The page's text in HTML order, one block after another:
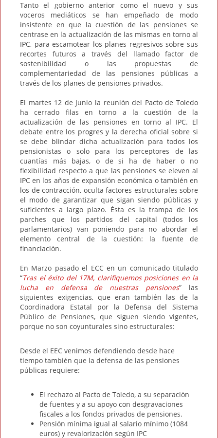
Tanto el gobierno anterior como el nuevo y sus
voceros mediáticos se han empeñado de modo
insistente en que la cuestión de las pensiones se
centrase en la actualización de las mismas en torno al
IPC, para escamotear los planes regresivos sobre sus
recortes futuros a través del llamado factor de
sostenibilidad o las propuestas de
complementariedad de las pensiones públicas a
través de los planes de pensiones privados.
El martes 12 de Junio la reunión del Pacto de Toledo
ha cerrado filas en torno a la cuestión de la
actualización de las pensiones en torno al IPC. El
debate entre los progres y la derecha oficial sobre si
se debe blindar dicha actualización para todos los
pensionistas o solo para los perceptores de las
cuantías más bajas, o de si ha de haber o no
flexibilidad respecto a que las pensiones se eleven al
IPC en los años de expansión económica o también en
los de contracción, oculta factores estructurales sobre
el modo de garantizar que sigan siendo públicas y
suficientes a largo plazo. Ésta es la trampa de los
parches que los partidos del capital (todos los
parlamentarios) van poniendo para no abordar el
elemento central de la cuestión: la fuente de
financiación.
En Marzo pasado el ECC en un comunicado titulado
“Tras el éxito del 17M, clarifiquemos posiciones en la
lucha en defensa de nuestras pensiones” las
siguientes exigencias, que eran también las de la
Coordinadora Estatal por la Defensa del Sistema
Público de Pensiones, que siguen siendo vigentes,
porque no son coyunturales sino estructurales:
Desde el EEC venimos defendiendo desde hace
tiempo también que la defensa de las pensiones
públicas requiere:
El rechazo al Pacto de Toledo, a su separación
de fuentes y a su apoyo con desgravaciones
fiscales a los fondos privados de pensiones.
Pensión mínima igual al salario mínimo (1084
euros) y revalorización según IPC